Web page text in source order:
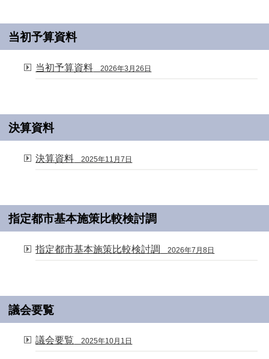
当初予算資料
当初予算資料 2026年3月26日
決算資料
決算資料 2025年11月7日
指定都市基本施策比較検討調
指定都市基本施策比較検討調 2026年7月8日
議会要覧
議会要覧 2025年10月1日